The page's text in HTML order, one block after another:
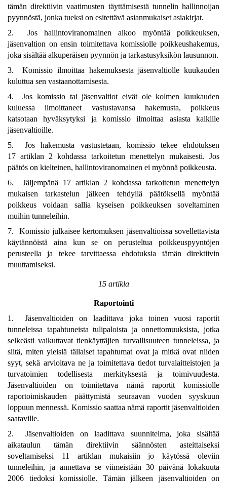
tämän direktiivin vaatimusten täyttämisestä tunnelin hallinnoijan
pyynnöstä, jonka tueksi on esitettävä asianmukaiset asiakirjat.
2. Jos hallintoviranomainen aikoo myöntää poikkeuksen,
jäsenvaltion on ensin toimitettava komissiolle poikkeushakemus,
joka sisältää alkuperäisen pyynnön ja tarkastusyksikön lausunnon.
3. Komissio ilmoittaa hakemuksesta jäsenvaltiolle kuukauden
kuluttua sen vastaanottamisesta.
4. Jos komissio tai jäsenvaltiot eivät ole kolmen kuukauden
kuluessa ilmoittaneet vastustavansa hakemusta, poikkeus
katsotaan hyväksytyksi ja komissio ilmoittaa asiasta kaikille
jäsenvaltioille.
5. Jos hakemusta vastustetaan, komissio tekee ehdotuksen
17 artiklan 2 kohdassa tarkoitetun menettelyn mukaisesti. Jos
päätös on kielteinen, hallintoviranomainen ei myönnä poikkeusta.
6. Jäljempänä 17 artiklan 2 kohdassa tarkoitetun menettelyn
mukaisen tarkastelun jälkeen tehdyllä päätöksellä myöntää
poikkeus voidaan sallia kyseisen poikkeuksen soveltaminen
muihin tunneleihin.
7. Komissio julkaisee kertomuksen jäsenvaltioissa sovellettavista
käytännöistä aina kun se on perusteltua poikkeuspyyntöjen
perusteella ja tekee tarvittaessa ehdotuksia tämän direktiivin
muuttamiseksi.
15 artikla
Raportointi
1. Jäsenvaltioiden on laadittava joka toinen vuosi raportit
tunneleissa tapahtuneista tulipaloista ja onnettomuuksista, jotka
selkeästi vaikuttavat tienkäyttäjien turvallisuuteen tunneleissa, ja
siitä, miten yleisiä tällaiset tapahtumat ovat ja mitkä ovat niiden
syyt, sekä arvioitava ne ja toimitettava tiedot turvalaitteistojen ja
turvatoimien todellisesta merkityksestä ja toimivuudesta.
Jäsenvaltioiden on toimitettava nämä raportit komissiolle
raportoimiskauden päättymistä seuraavan vuoden syyskuun
loppuun mennessä. Komissio saattaa nämä raportit jäsenvaltioiden
saataville.
2. Jäsenvaltioiden on laadittava suunnitelma, joka sisältää
aikataulun tämän direktiivin säännösten asteittaiseksi
soveltamiseksi 11 artiklan mukaisiin jo käytössä oleviin
tunneleihin, ja annettava se viimeistään 30 päivänä lokakuuta
2006 tiedoksi komissiolle. Tämän jälkeen jäsenvaltioiden on